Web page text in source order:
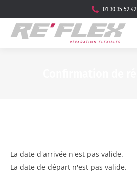
01 30 35 52 42
La date d'arrivée n'est pas valide.
La date de départ n'est pas valide.